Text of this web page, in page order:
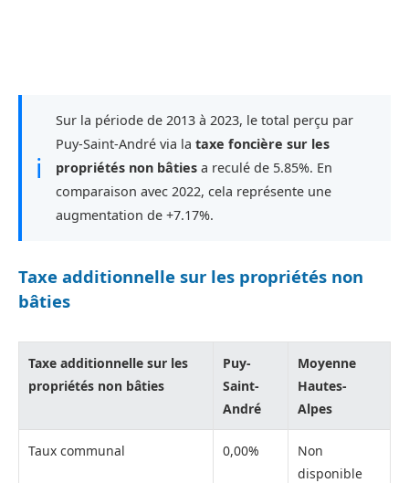
ℹ
Sur la période de 2013 à 2023, le total perçu par
Puy-Saint-André via la taxe foncière sur les
propriétés non bâties a reculé de 5.85%. En
comparaison avec 2022, cela représente une
augmentation de +7.17%.
Taxe additionnelle sur les propriétés non
bâties
Taxe additionnelle sur les
propriétés non bâties
Puy-
Saint-
André
Moyenne
Hautes-
Alpes
Taux communal 0,00%
Non
disponible